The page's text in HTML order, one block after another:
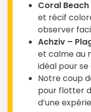
Coral
et récif
observer
Achziv –
et calme au
idéal pour
Notre coup
pour flotter
d’une